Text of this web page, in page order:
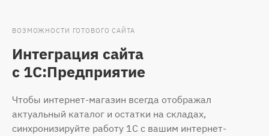
ВОЗМОЖНОСТИ ГОТОВОГО САЙТА
Интеграция сайта
с 1С:Предприятие
Чтобы интернет-магазин всегда отображал
актуальный каталог и остатки на складах,
синхронизируйте работу 1С с вашим интернет-